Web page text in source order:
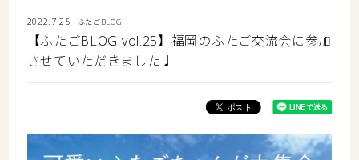
2022.7.25 ふたごBLOG
【ふたごBLOG vol.25】福岡のふたご交流会に参加
させていただきました♩